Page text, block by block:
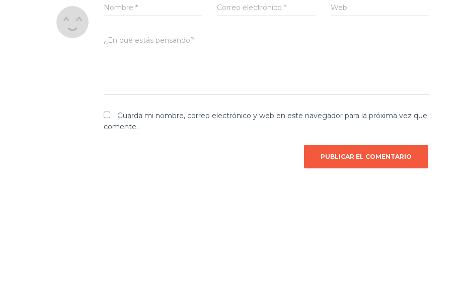
Nombre * Correo electrónico* Web
¿En qué estás pensando?
Guarda mi nombre, correo electrónico y web en este navegador para la próxima vez que
comente.